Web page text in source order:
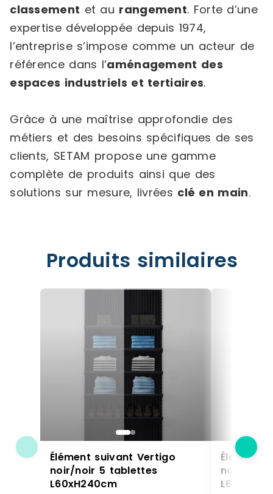
classement et au rangement. Forte d’une
expertise développée depuis 1974,
l’entreprise s’impose comme un acteur de
référence dans l’aménagement des
espaces industriels et tertiaires.
Grâce à une maîtrise approfondie des
métiers et des besoins spécifiques de ses
clients, SETAM propose une gamme
complète de produits ainsi que des
solutions sur mesure, livrées clé en main.
Produits similaires
Élément suivant Vertigo
noir/noir 5 tablettes
L60xH240cm
Élément
noir/noir